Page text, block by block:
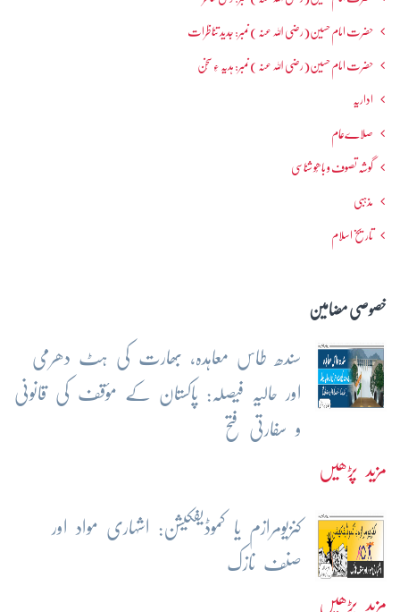
حضرت امام حسین(رضی اللہ عنہ ) نمبر: جدید تناظرات
حضرت امام حسین(رضی اللہ عنہ ) نمبر: ہدیہ ءِ سُخن
اداریہ
صلاےعام
گوشہ تصوف و باھُو شناسی
مذہبی
تاریخ اسلام
خصوصی مضامین
سندھ طاس معاہدہ، بھارت کی ہٹ دھرمی
اور حالیہ فیصلہ: پاکستان کے مؤقف کی قانونی
و سفارتی فتح
مزید پڑھیں
کنزیومرازم یا کموڈیفکیشن: اشہاری مواد اور
صنف نازک
مزید پڑھیں